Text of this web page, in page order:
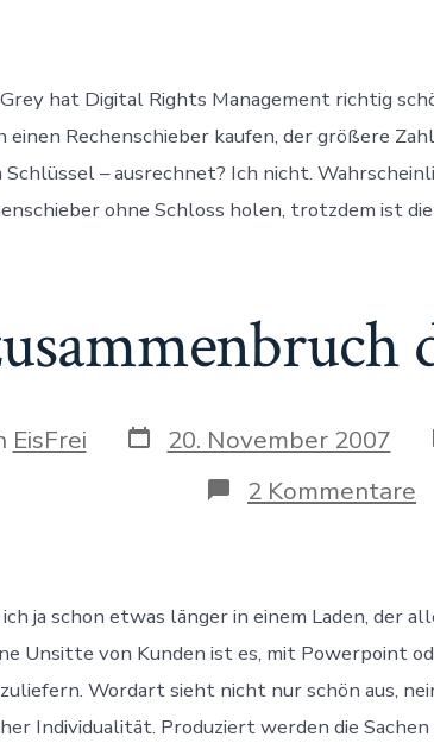
hat Digital Rights Management richtig
einen Rechenschieber kaufen, der größere
Schlüssel – ausrechnet? Ich nicht.
ohne Schloss holen, trotzdem ist
EisFrei Datum
des
Beitrags
20. November 2007
2 Kommentare
ja schon etwas länger in einem Laden, der
Unsitte von Kunden ist es, mit Powerpoint
Wordart sieht nicht nur schön aus,
Individualität. Produziert werden die